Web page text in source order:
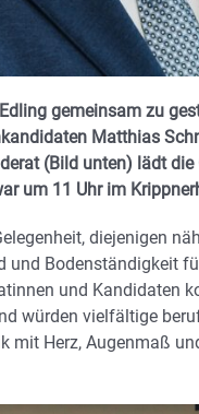
gemeinsam zu
Matthias
(Bild unten) lädt
um 11 Uhr im
diejenigen
und Bodenständigkeit
und Kandidaten
würden vielfältige
mit Herz, Augenmaß